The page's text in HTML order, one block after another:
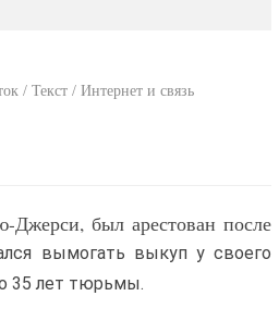
/ Текст / Интернет и связь
был арестован после
вымогать выкуп у своего
35 лет тюрьмы.